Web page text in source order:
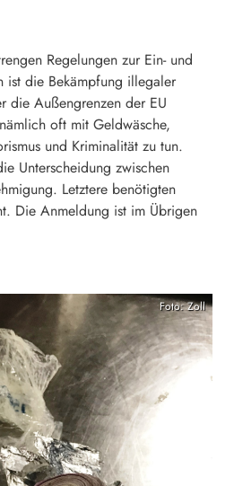
Regelungen zur Ein- und
ist die Bekämpfung illegaler
die Außengrenzen der EU
oft mit Geldwäsche,
und Kriminalität zu tun.
Unterscheidung zwischen
Letztere benötigten
Die Anmeldung ist im Übrigen
Foto: Zoll